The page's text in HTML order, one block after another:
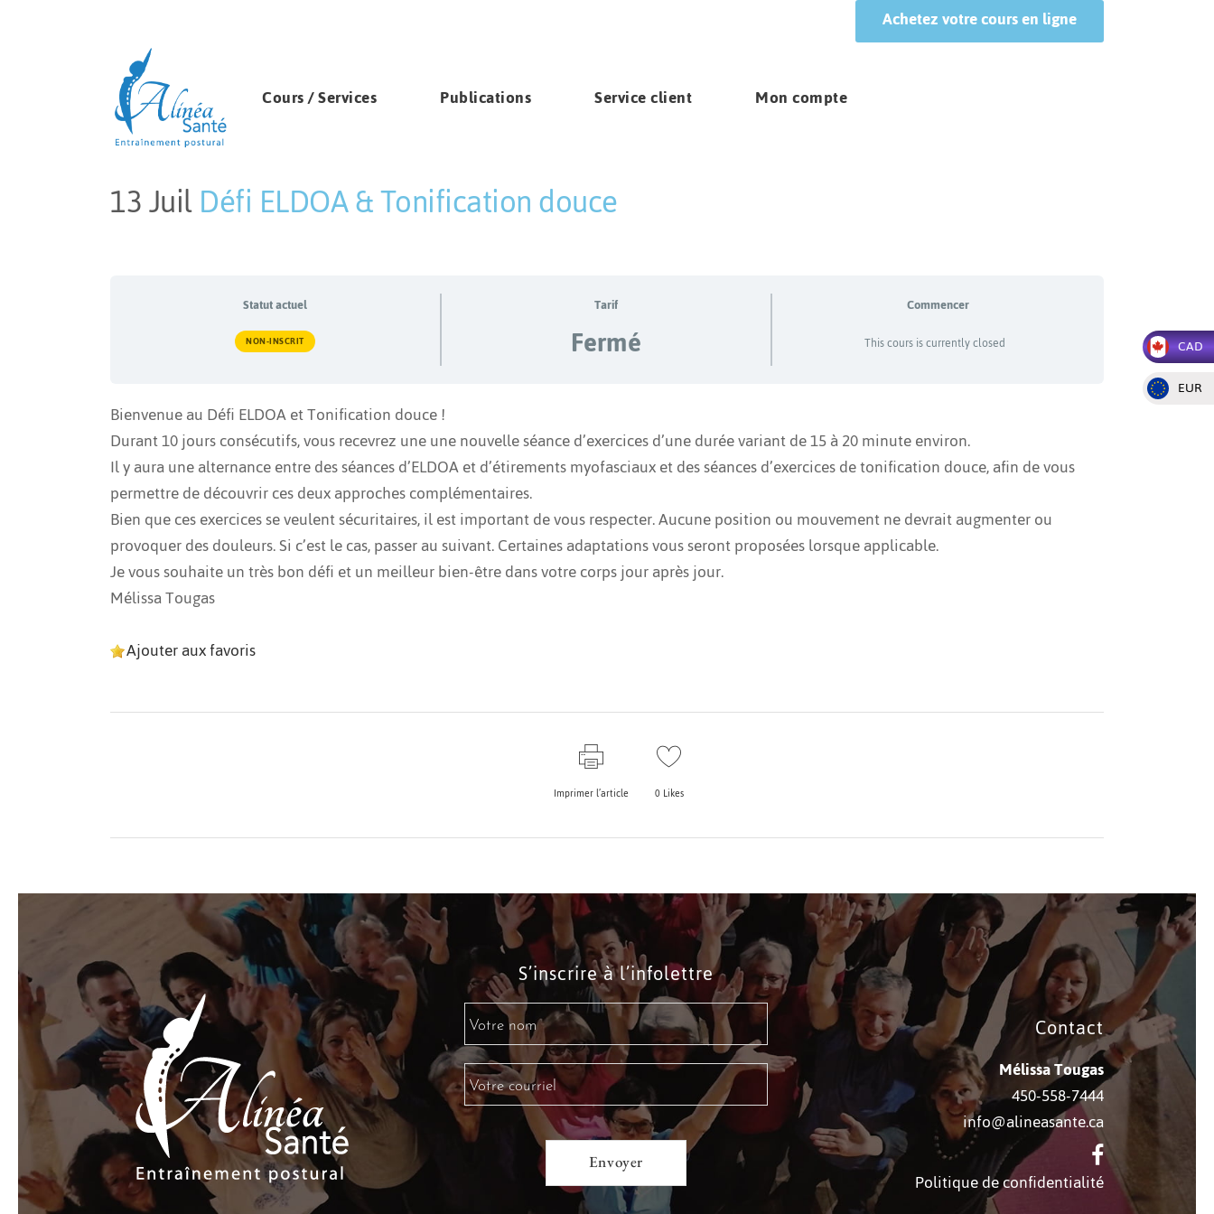
CAD
EUR
Achetez votre cours en ligne
Cours / Services Publications Service client Mon compte
13 JuilDéfi ELDOA & Tonification douce
Statut actuel
NON-INSCRIT
Tarif
Fermé
Commencer
This cours is currently closed
Bienvenue au Défi ELDOA et Tonification douce !
Durant 10 jours consécutifs, vous recevrez une une nouvelle séance d’exercices d’une durée variant de 15 à 20 minute environ.
Il y aura une alternance entre des séances d’ELDOA et d’étirements myofasciaux et des séances d’exercices de tonification douce, afin de vous
permettre de découvrir ces deux approches complémentaires.
Bien que ces exercices se veulent sécuritaires, il est important de vous respecter. Aucune position ou mouvement ne devrait augmenter ou
provoquer des douleurs. Si c’est le cas, passer au suivant. Certaines adaptations vous seront proposées lorsque applicable.
Je vous souhaite un très bon défi et un meilleur bien-être dans votre corps jour après jour.
Mélissa Tougas
Ajouter aux favoris
Imprimer l’article 0Likes
S’inscrire à l’infolettre
Contact
Mélissa Tougas
450-558-7444
info@alineasante.ca
Politique de confidentialité